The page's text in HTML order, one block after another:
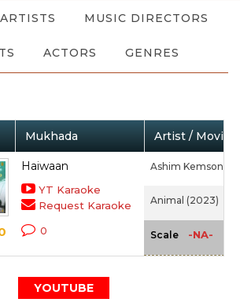
ARTISTS MUSIC DIRECTORS
ACTORS GENRES
Mukhada Artist / Movie
Haiwaan
YT Karaoke
Request Karaoke
0
Ashim Kemson
Animal (2023)
Scale -NA-
YOUTUBE